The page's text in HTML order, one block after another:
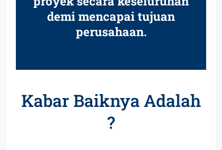
demi mencapai tujuan
perusahaan.
Kabar Baiknya Adalah
?